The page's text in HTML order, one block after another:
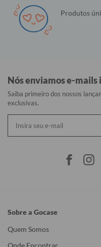
Produtos
Nós enviamos e-mails
Saiba primeiro dos nossos
exclusivas.
Sobre a Gocase
Quem Somos
Onde Encontrar